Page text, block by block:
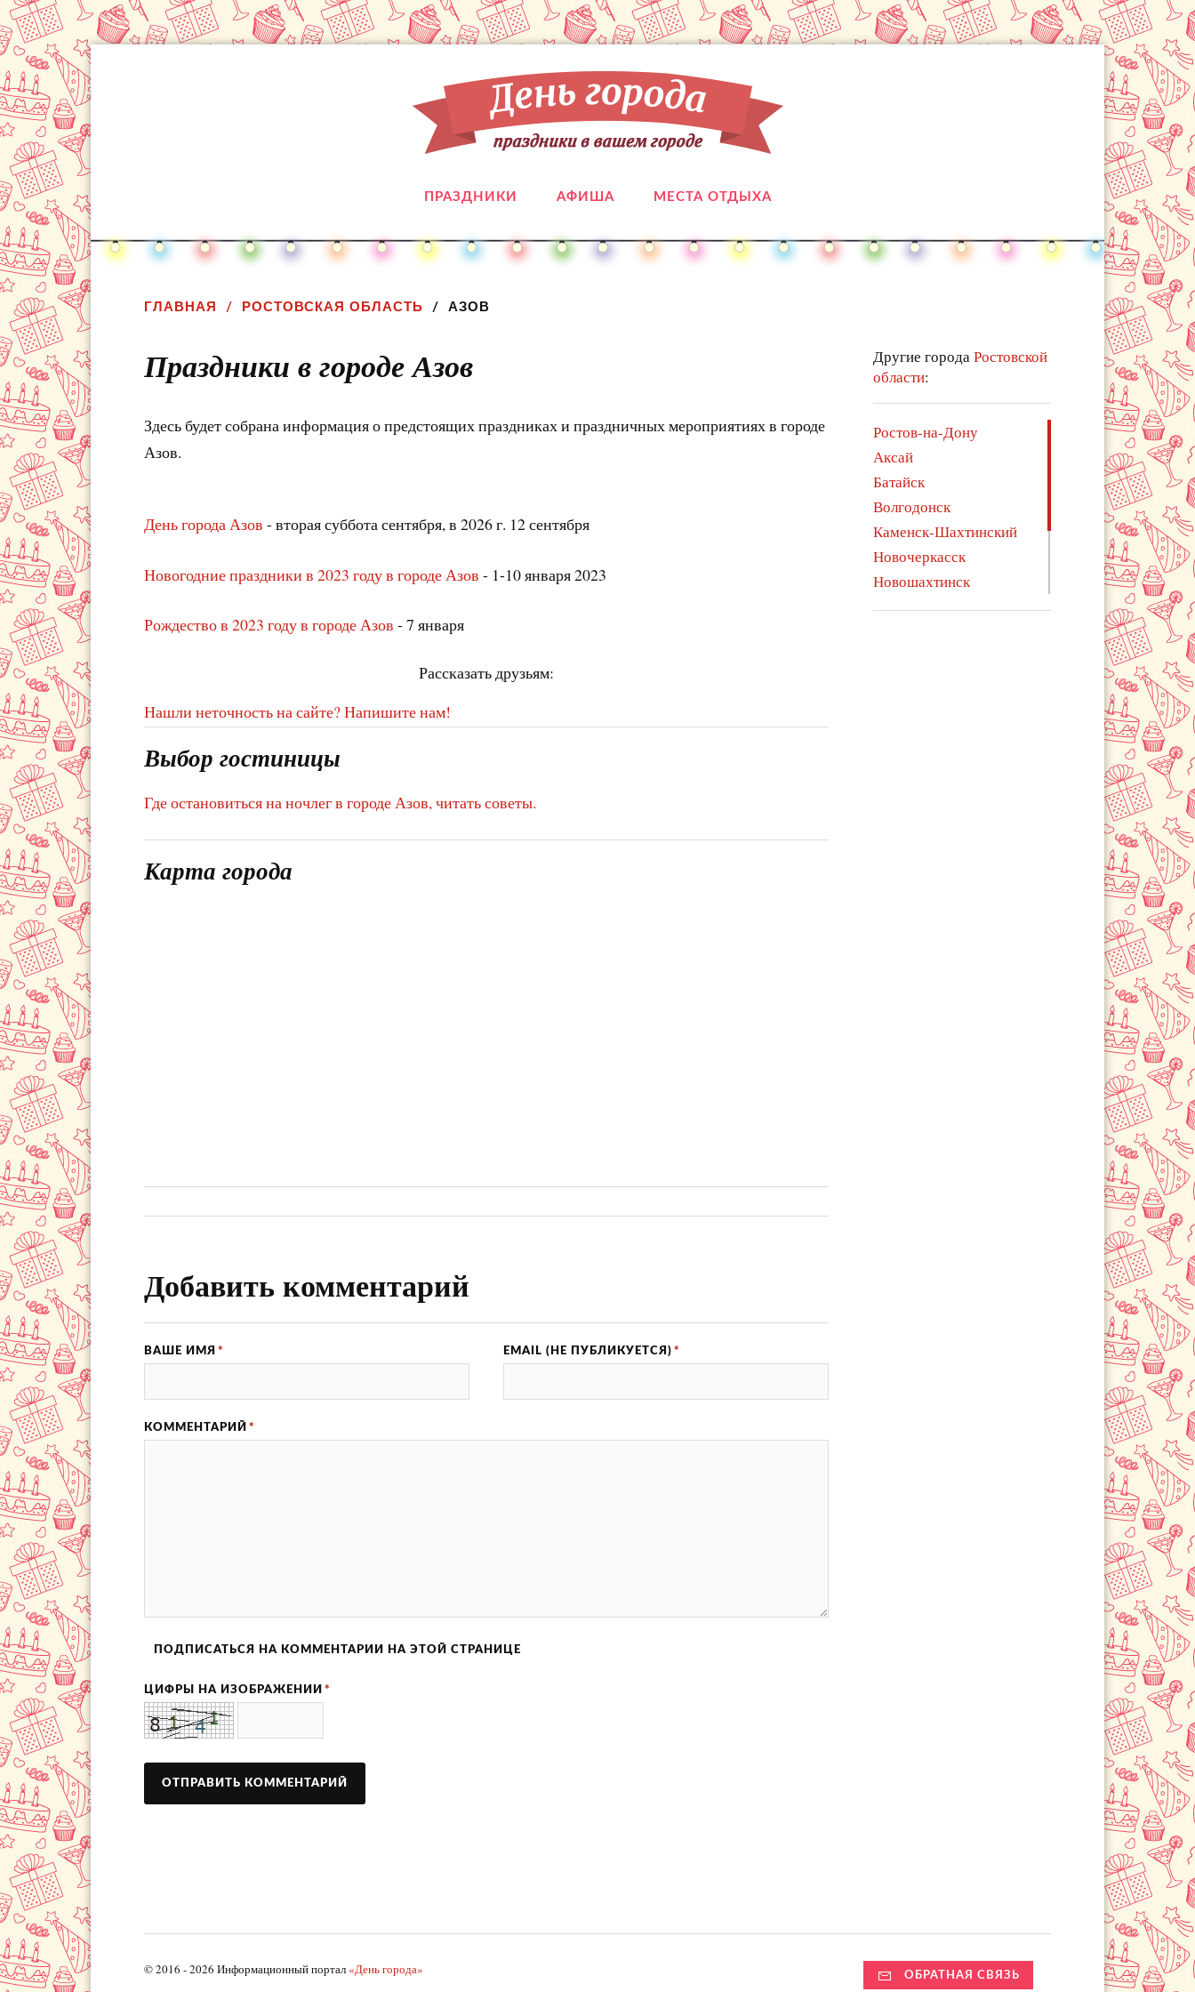
ПРАЗДНИКИ АФИША МЕСТА ОТДЫХА
ГЛАВНАЯ РОСТОВСКАЯ ОБЛАСТЬ АЗОВ
Другие городаРостовской
области:
Ростов-на-Дону
Аксай
Батайск
Волгодонск
Каменск-Шахтинский
Новочеркасск
Новошахтинск
Сальск
Праздники в городе Азов
Здесь будет собрана информация о предстоящих праздниках и праздничных мероприятиях в городе
Азов.
День города Азов - вторая суббота сентября, в 2026 г. 12 сентября
Новогодние праздники в 2023 году в городе Азов - 1-10 января 2023
Рождество в 2023 году в городе Азов - 7 января
Рассказать друзьям:
Нашли неточность на сайте? Напишите нам!
Выбор гостиницы
Где остановиться на ночлег в городе Азов, читать советы.
Карта города
Добавить комментарий
ВАШЕ ИМЯ * EMAIL (НЕ ПУБЛИКУЕТСЯ) *
КОММЕНТАРИЙ *
ПОДПИСАТЬСЯ НА КОММЕНТАРИИ НА ЭТОЙ СТРАНИЦЕ
ЦИФРЫ НА ИЗОБРАЖЕНИИ *
© 2016 - 2026 Информационный портал «День города» ОБРАТНАЯ СВЯЗЬ